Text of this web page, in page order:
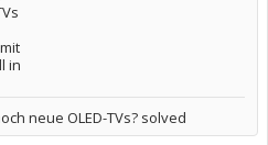
in
neue OLED-TVs? solved